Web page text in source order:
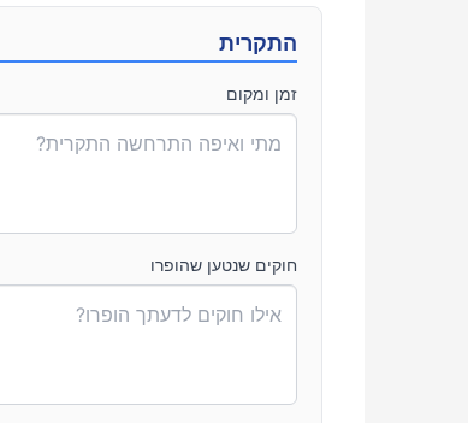
התקרית
זמן ומקום
חוקים שנטען שהופרו